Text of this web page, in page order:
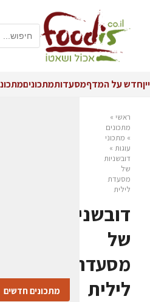
ייןחדש על המדףמסעדותמתכונים
ראשי »
מתכונים
» מתכוני
עוגות »
דובשניות
של
מסעדת
לילית
דובשניות
של
מסעדת
לילית
מתכונים חדשים